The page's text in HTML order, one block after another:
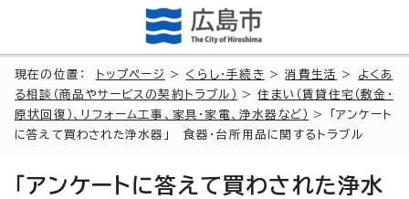
現在の位置： トップページ > くらし・手続き >消費生活 > よくあ
る相談（商品やサービスの契約トラブル）
>住まい（賃貸住宅（敷金・
原状回復）、リフォーム工事、家具・家電、浄水器など）
> 「アンケート
に答えて買わされた浄水器」 食器・台所用品に関するトラブル
「アンケートに答えて買わされた浄水